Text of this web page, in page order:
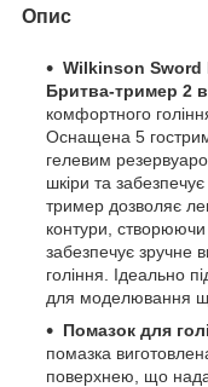
Опис
Wilkinson Sword
Бритва-тример 2
комфортного
Оснащена 5
гелевим
шкіри та
тример дозволяє
контури,
забезпечує зручне
гоління. Ідеально
для моделювання
Помазок для
помазка
поверхнею, що